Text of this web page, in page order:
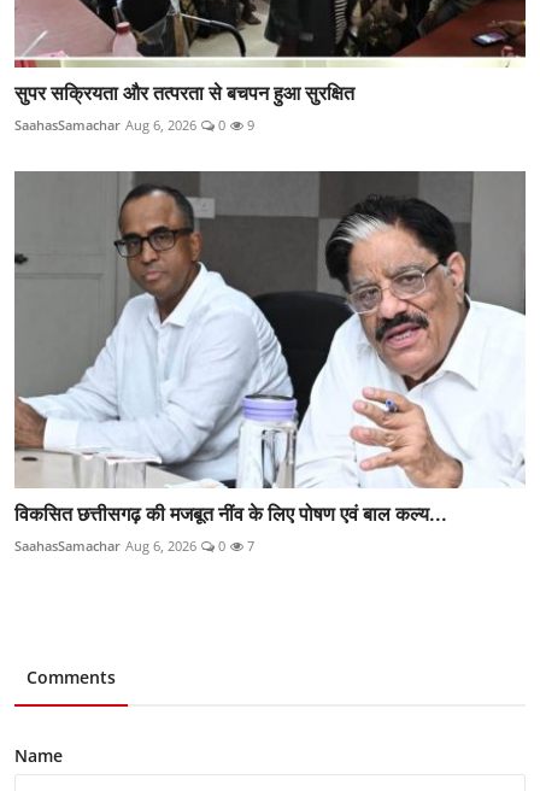
सुपर सक्रियता और तत्परता से बचपन हुआ सुरक्षित
SaahasSamachar Aug 6, 2026 0 9
विकसित छत्तीसगढ़ की मजबूत नींव के लिए पोषण एवं बाल कल्य...
SaahasSamachar Aug 6, 2026 0 7
Comments
Name